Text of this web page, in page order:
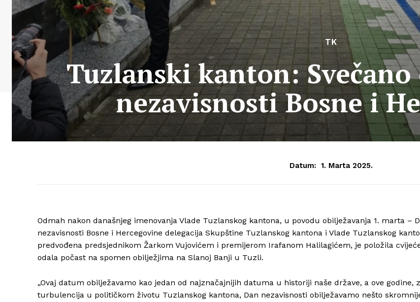
TK
Tuzlanski kanton:
nezavisnosti Bosne i
Datum: 1. Marta 2025.
Odmah nakon današnjeg imenovanja Vlade Tuzlanskog kantona, u povodu obilježavanja 1. marta –
nezavisnosti Bosne i Hercegovine delegacija Skupštine Tuzlanskog kantona i Vlade Tuzlanskog
predvođena predsjednikom Žarkom Vujovićem i premijerom Irafanom Halilagićem, je položila
odala počast na spomen obilježjima na Slanoj Banji u Tuzli.
„Ovaj datum obilježavamo kao jedan od najznačajnijih datuma u historiji naše države, a ove godine,
turbulencija u političkom životu Tuzlanskog kantona, Dan nezavisnosti obilježavamo nešto